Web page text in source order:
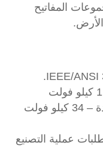
التصنيع